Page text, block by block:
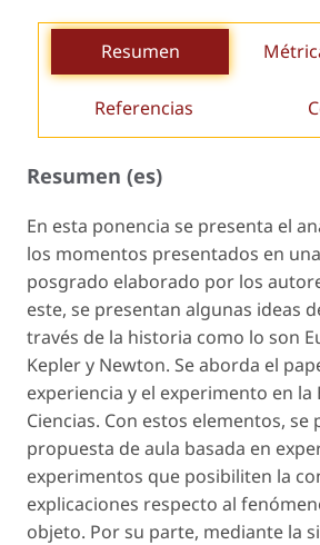
Resumen
Referencias
Resumen (es)
En esta ponencia se presenta el
los momentos presentados en
posgrado elaborado por los
este, se presentan algunas ideas
través de la historia como lo son
Kepler y Newton. Se aborda el
experiencia y el experimento en la
Ciencias. Con estos elementos, se
propuesta de aula basada en
experimentos que posibiliten la
explicaciones respecto al
objeto. Por su parte, mediante la